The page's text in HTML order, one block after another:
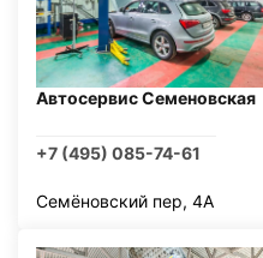
Автосервис Семеновская
+7 (495) 085-74-61
Семёновский пер, 4А